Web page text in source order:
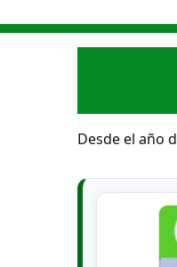
Desde el año